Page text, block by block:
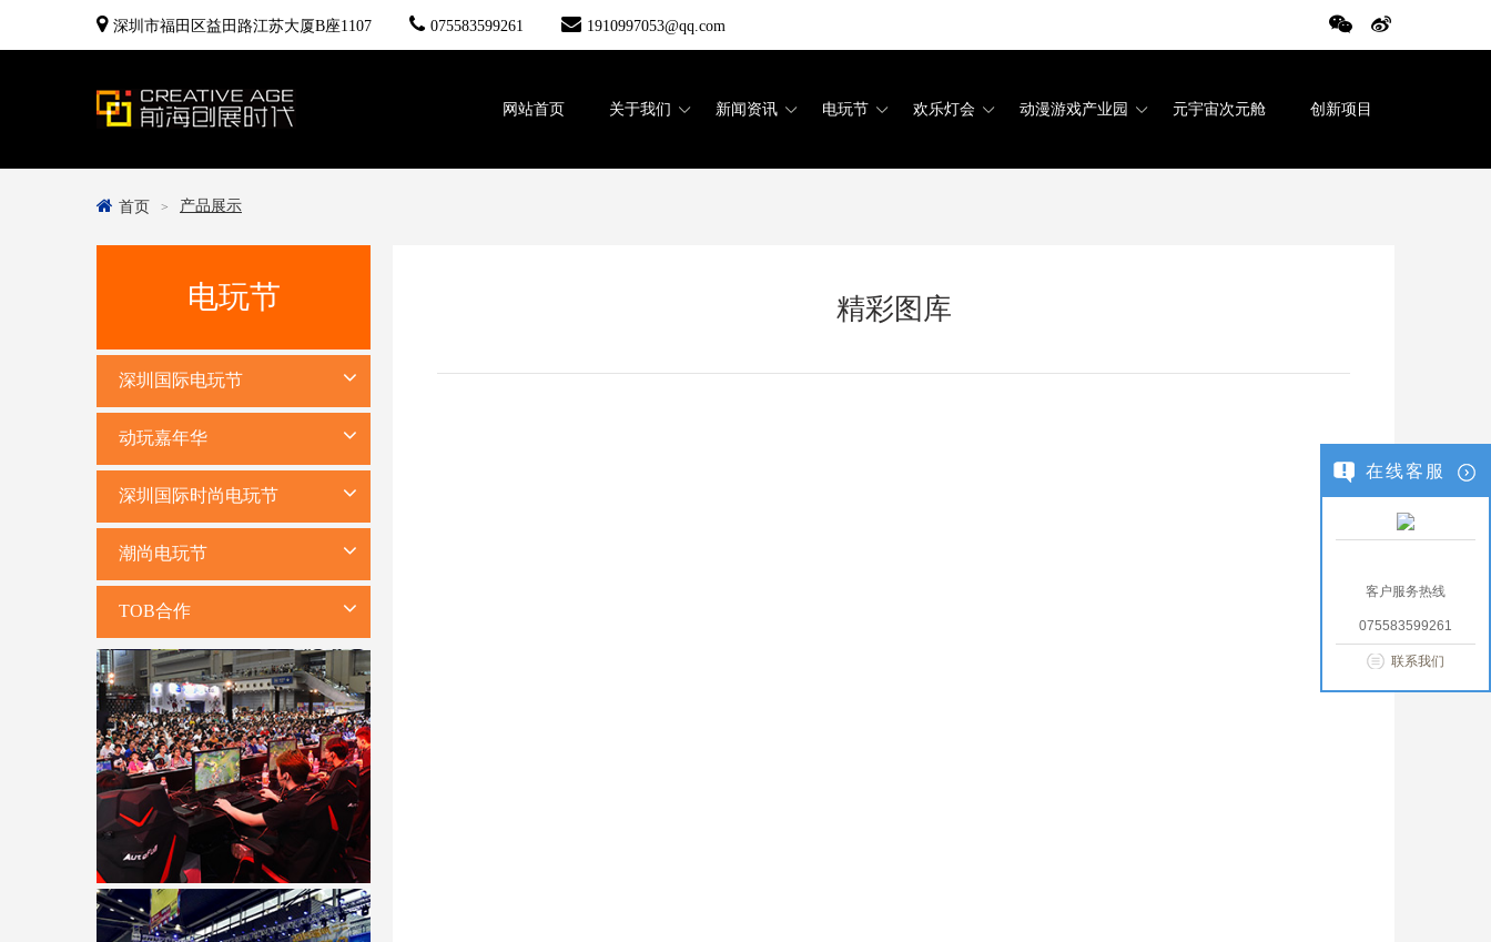
深圳市福田区益田路江苏大厦B座1107 075583599261 1910997053@qq.com
网站首页 关于我们 新闻资讯 电玩节 欢乐灯会 动漫游戏产业园 元宇宙次元舱 创新项目
首页 产品展示
电玩节
深圳国际电玩节
动玩嘉年华
深圳国际时尚电玩节
潮尚电玩节
TOB合作
精彩图库
在线客服
客户服务热线
075583599261
联系我们